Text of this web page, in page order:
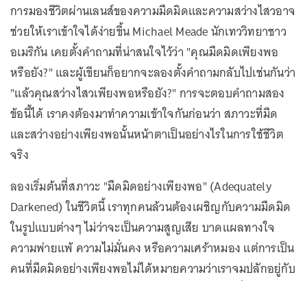
การมองชีวิตผ่านเลนส์ของความมืดมิดและความสว่างไสวอาจ
ช่วยให้เราเข้าใจได้ง่ายขึ้น Michael Meade นักเทววิทยาชาว
อเมริกัน เคยตั้งคำถามที่น่าสนใจไว้ว่า "คุณมืดมิดเพียงพอ
หรือยัง?" และผู้เขียนก็อยากจะลองตั้งคำถามกลับไปเช่นกันว่า
"แล้วคุณสว่างไสวเพียงพอหรือยัง?" การจะตอบคำถามสอง
ข้อนี้ได้ เราคงต้องมาทำความเข้าใจกันก่อนว่า สภาวะที่มืด
และสว่างอย่างเพียงพอนั้นหน้าตาเป็นอย่างไรในการใช้ชีวิต
จริง
ลองเริ่มต้นที่สภาวะ "มืดมิดอย่างเพียงพอ" (Adequately
Darkened) ในชีวิตนี้ เราทุกคนล้วนต้องเผชิญกับความมืดมิด
ในรูปแบบต่างๆ ไม่ว่าจะเป็นความสูญเสีย บาดแผลทางใจ
ความพ่ายแพ้ ความไม่มั่นคง หรือความเศร้าหมอง แต่การเป็น
คนที่มืดมิดอย่างเพียงพอไม่ได้หมายความว่าเราจมปลักอยู่กับ